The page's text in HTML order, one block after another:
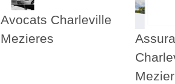
Avocats Charleville
Mezieres